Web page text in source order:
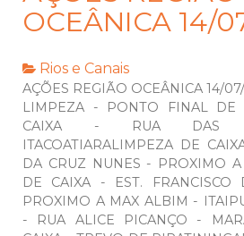
OCEÂNICA 14/
Rios e Canais
AÇÕES REGIÃO OCEÂNICA 14/
LIMPEZA - PONTO FINAL DE
CAIXA - RUA DAS
ITACOATIARALIMPEZA DE
DA CRUZ NUNES - PROXIMO A
DE CAIXA - EST.
PROXIMO A MAX ALBIM -
- RUA ALICE PICANÇO -